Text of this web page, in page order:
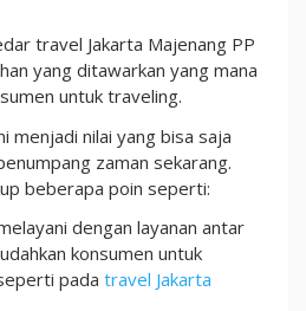
travel Jakarta Majenang PP
yang ditawarkan yang mana
untuk traveling.
menjadi nilai yang bisa saja
zaman sekarang.
beberapa poin seperti:
dengan layanan antar
konsumen untuk
pada travel Jakarta